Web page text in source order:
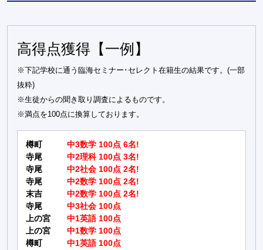
高得点獲得【一例】
※下記学校に通う臨海セミナー･セレクト在籍生の結果です。(一部
抜粋)
※生徒からの聞き取り調査によるものです。
※満点を100点に換算しております。
樽町
中3数学 100点 6名!
寺尾
中2理科 100点 3名!
寺尾
中2社会 100点 2名!
寺尾
中2数学 100点 2名!
末吉
中2数学 100点 2名!
寺尾
中3社会 100点
上の宮
中1英語 100点
上の宮
中1数学 100点
樽町
中1英語 100点